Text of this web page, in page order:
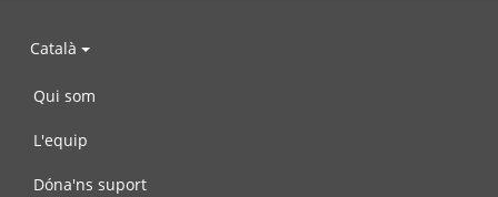
Català
Qui som
L'equip
Dóna'ns suport